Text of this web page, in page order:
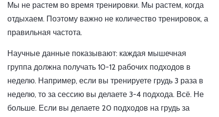
Мы не растем во время тренировки. Мы растем, когда
отдыхаем. Поэтому важно не количество тренировок, а
правильная частота.
Научные данные показывают: каждая мышечная
группа должна получать 10-12 рабочих подходов в
неделю. Например, если вы тренируете грудь 3 раза в
неделю, то за сессию вы делаете 3-4 подхода. Всё. Не
больше. Если вы делаете 20 подходов на грудь за